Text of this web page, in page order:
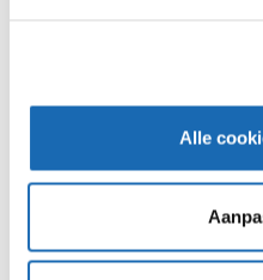
Alle
sectorniveau zijn Bike
Mannenmode en
Sterke
Een loyale klantenbasis